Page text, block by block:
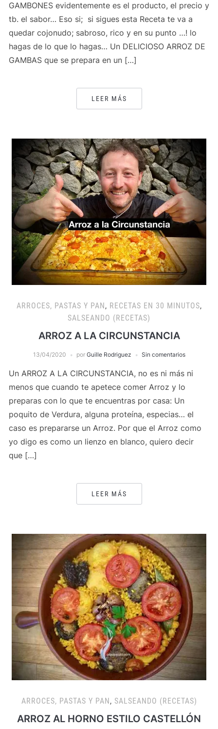
GAMBONES evidentemente es el producto, el precio y
tb. el sabor… Eso si; si sigues esta Receta te va a
quedar cojonudo; sabroso, rico y en su punto …! lo
hagas de lo que lo hagas… Un DELICIOSO ARROZ DE
GAMBAS que se prepara en un […]
LEER MÁS
ARROCES, PASTAS Y PAN, RECETAS EN 30 MINUTOS,
SALSEANDO (RECETAS)
ARROZ A LA CIRCUNSTANCIA
13/04/2020 por Guille Rodriguez Sin comentarios
Un ARROZ A LA CIRCUNSTANCIA, no es ni más ni
menos que cuando te apetece comer Arroz y lo
preparas con lo que te encuentras por casa: Un
poquito de Verdura, alguna proteína, especias… el
caso es prepararse un Arroz. Por que el Arroz como
yo digo es como un lienzo en blanco, quiero decir
que […]
LEER MÁS
ARROCES, PASTAS Y PAN, SALSEANDO (RECETAS)
ARROZ AL HORNO ESTILO CASTELLÓN